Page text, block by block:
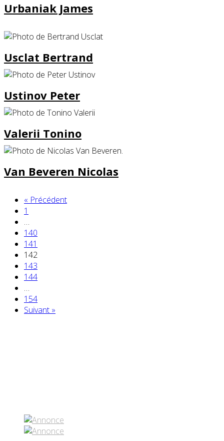
Urbaniak James
Usclat Bertrand
Ustinov Peter
Valerii Tonino
Van Beveren Nicolas
« Précédent
1
…
140
141
142
143
144
…
154
Suivant »